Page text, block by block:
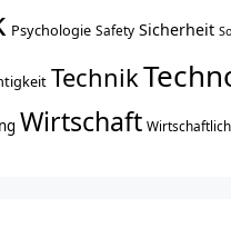
Psychologie Safety Sicherheit
Technik
Wirtschaft